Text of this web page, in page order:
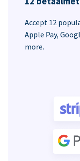
Accept 12
Apple Pay,
more.